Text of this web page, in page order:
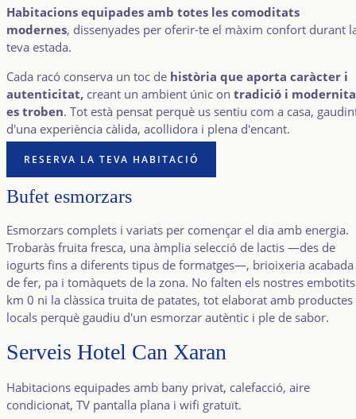
Habitacions equipades amb totes les comoditats
modernes, dissenyades per oferir-te el màxim confort durant
teva estada.
Cada racó conserva un toc de història que aporta caràcter i
autenticitat, creant un ambient únic on tradició i
es troben. Tot està pensat perquè us sentiu com a casa,
d'una experiència càlida, acollidora i plena d'encant.
RESERVA LA TEVA HABITACIÓ
Bufet esmorzars
Esmorzars complets i variats per començar el dia amb energia.
Trobaràs fruita fresca, una àmplia selecció de lactis —des de
iogurts fins a diferents tipus de formatges—, brioixeria acabada
de fer, pa i tomàquets de la zona. No falten els nostres embotits
km 0 ni la clàssica truita de patates, tot elaborat amb productes
locals perquè gaudiu d'un esmorzar autèntic i ple de sabor.
Serveis Hotel Can Xaran
Habitacions equipades amb bany privat, calefacció, aire
condicionat, TV pantalla plana i wifi gratuït.